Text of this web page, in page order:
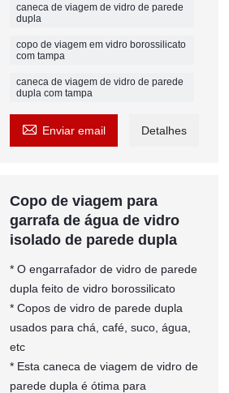
caneca de viagem de vidro de parede
dupla
copo de viagem em vidro borossilicato
com tampa
caneca de viagem de vidro de parede
dupla com tampa
 Enviar email Detalhes
Copo de viagem para
garrafa de água de vidro
isolado de parede dupla
* O engarrafador de vidro de parede
dupla feito de vidro borossilicato
* Copos de vidro de parede dupla
usados ​​para chá, café, suco, água,
etc
* Esta caneca de viagem de vidro de
parede dupla é ótima para